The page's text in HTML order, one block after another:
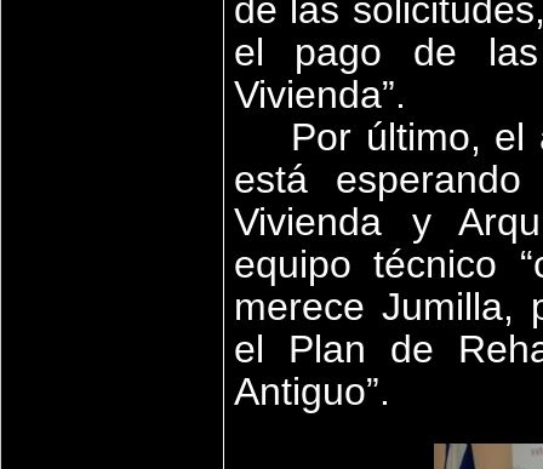
de las
el pago de
Vivienda”.
Por último, el
está
Vivienda y
equipo técnico
merece Jumilla,
el Plan de
Antiguo”.